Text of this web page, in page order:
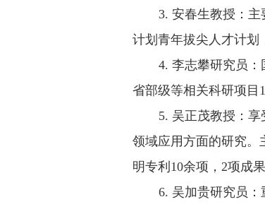
3. 安春生教授：
计划青年拔尖人才计划
4. 李志攀研究员
省部级等相关科研项目
5. 吴正茂教授：
领域应用方面的研究。
明专利10余项，2项成
6. 吴加贵研究员：